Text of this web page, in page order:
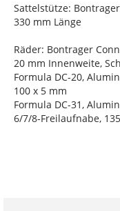
Sattelstütze:
330 mm Länge
Räder: Bontrager
20 mm Innenweite,
Formula DC-20,
100 x 5 mm
Formula DC-31,
6/7/8-Freilaufnabe,